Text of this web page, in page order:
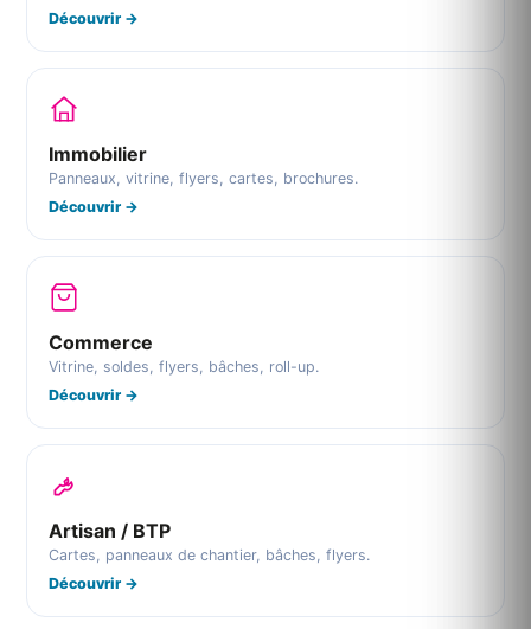
Découvrir →
Immobilier
Panneaux, vitrine, flyers, cartes, brochures.
Découvrir →
Commerce
Vitrine, soldes, flyers, bâches, roll-up.
Découvrir →
Artisan / BTP
Cartes, panneaux de chantier, bâches, flyers.
Découvrir →